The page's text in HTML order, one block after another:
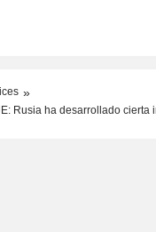
Rusia ha desarrollado cierta